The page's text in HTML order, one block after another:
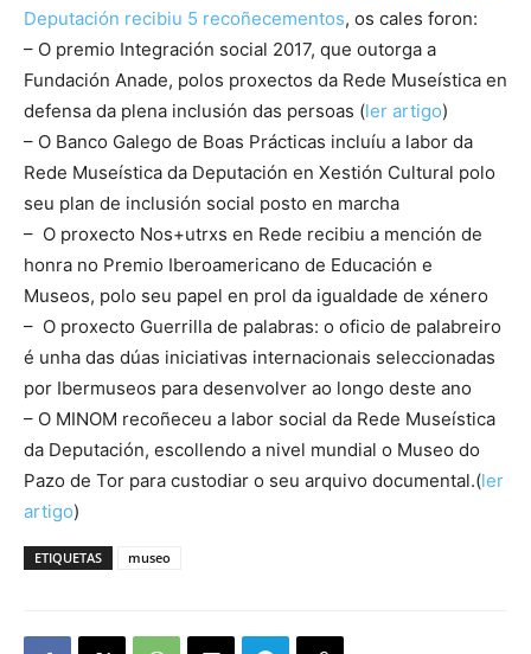
Deputación recibiu 5 recoñecementos, os cales foron:
– O premio Integración social 2017, que outorga a
Fundación Anade, polos proxectos da Rede Museística en
defensa da plena inclusión das persoas (ler artigo)
– O Banco Galego de Boas Prácticas incluíu a labor da
Rede Museística da Deputación en Xestión Cultural polo
seu plan de inclusión social posto en marcha
– O proxecto Nos+utrxs en Rede recibiu a mención de
honra no Premio Iberoamericano de Educación e
Museos, polo seu papel en prol da igualdade de xénero
– O proxecto Guerrilla de palabras: o oficio de palabreiro
é unha das dúas iniciativas internacionais seleccionadas
por Ibermuseos para desenvolver ao longo deste ano
– O MINOM recoñeceu a labor social da Rede Museística
da Deputación, escollendo a nivel mundial o Museo do
Pazo de Tor para custodiar o seu arquivo documental.(ler
artigo)
ETIQUETAS museo